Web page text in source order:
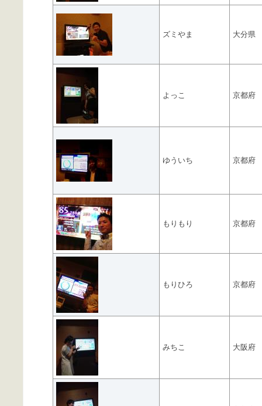
ズミやま 大分県
よっこ 京都府
ゆういち 京都府
もりもり 京都府
もりひろ 京都府
みちこ 大阪府